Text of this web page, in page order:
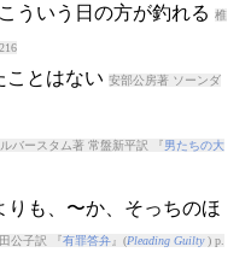
ういう日の方が釣れる 椎
ことはない 安部公房著 ソーンダ
バースタム著 常盤新平訳 『男たちの大
りも、〜か、そっちのほ
公子訳 『有罪答弁』(Pleading Guilty) p.